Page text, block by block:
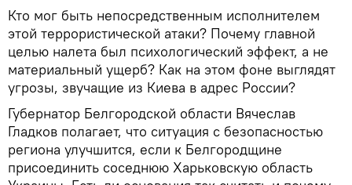
Кто мог быть непосредственным исполнителем
этой террористической атаки? Почему главной
целью налета был психологический эффект, а не
материальный ущерб? Как на этом фоне выглядят
угрозы, звучащие из Киева в адрес России?
Губернатор Белгородской области Вячеслав
Гладков полагает, что ситуация с безопасностью
региона улучшится, если к Белгородщине
присоединить соседнюю Харьковскую область